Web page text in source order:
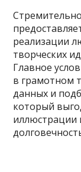
реализации
творческих
Главное
в грамотном
данных и
который
иллюстрации